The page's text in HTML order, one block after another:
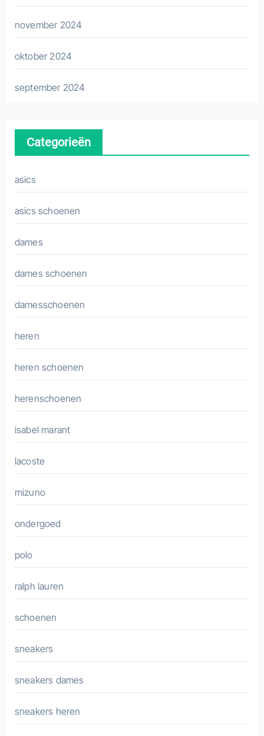
november 2024
oktober 2024
september 2024
Categorieën
asics
asics schoenen
dames
dames schoenen
damesschoenen
heren
heren schoenen
herenschoenen
isabel marant
lacoste
mizuno
ondergoed
polo
ralph lauren
schoenen
sneakers
sneakers dames
sneakers heren